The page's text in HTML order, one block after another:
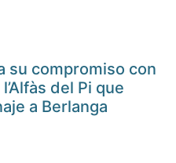
su compromiso con
del Pi que
a Berlanga